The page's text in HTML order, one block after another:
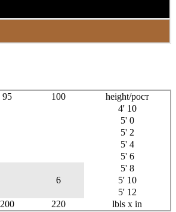
95 100
height/рост
4' 10
5' 0
5' 2
5' 4
5' 6
5' 8
6
5' 10
5' 12
200 220 lbls x in